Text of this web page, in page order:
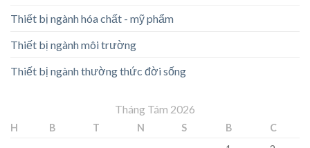
Thiết bị ngành hóa chất - mỹ phẩm
Thiết bị ngành môi trường
Thiết bị ngành thường thức đời sống
Tháng Tám 2026
H B T N S B
C